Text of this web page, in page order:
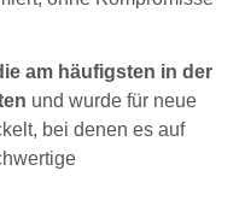
am häufigsten in der
und wurde für neue
bei denen es auf